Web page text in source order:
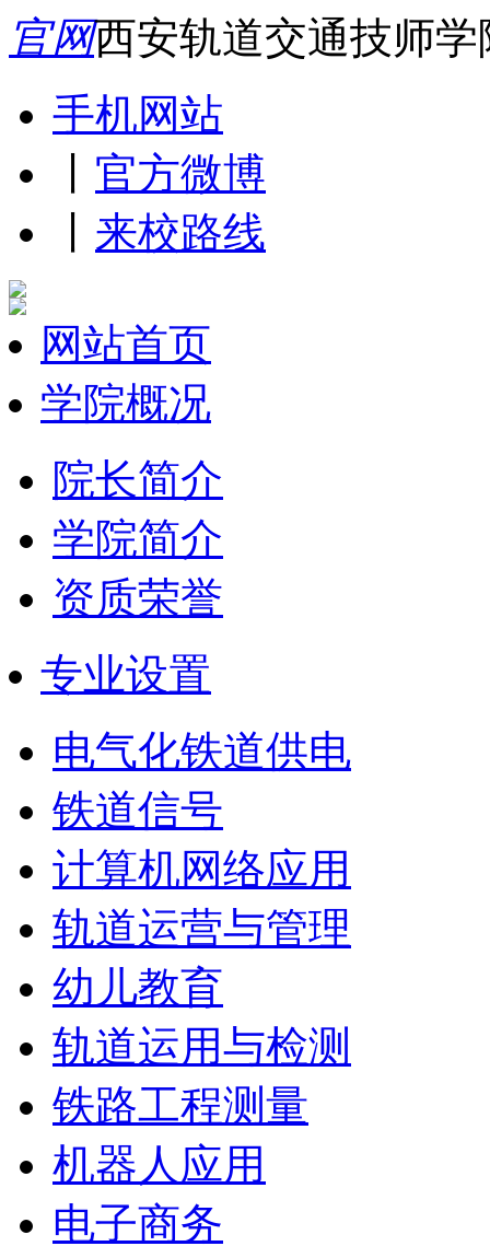
官网西安轨道交通技师
手机网站
官方微博
来校路线
网站首页
学院概况
院长简介
学院简介
资质荣誉
专业设置
电气化铁道供电
铁道信号
计算机网络应用
轨道运营与管理
幼儿教育
轨道运用与检测
铁路工程测量
机器人应用
电子商务